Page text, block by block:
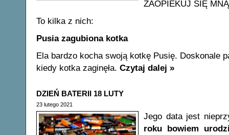
ZAOPIEKUJ SIĘ
To kilka z nich:
Pusia zagubiona kotka
Ela bardzo kocha swoją kotkę Pusię. Doskonale
kiedy kotka zaginęła. Czytaj dalej »
DZIEŃ BATERII 18 LUTY
23 lutego 2021
Jego data jest
roku bowiem